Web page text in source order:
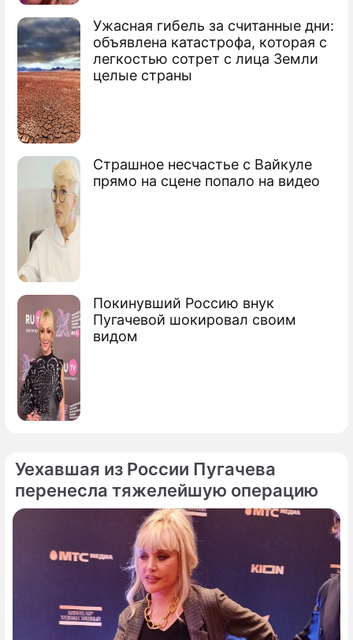
Ужасная гибель за считанные дни:
объявлена катастрофа, которая с
легкостью сотрет с лица Земли
целые страны
Страшное несчастье с Вайкуле
прямо на сцене попало на видео
Покинувший Россию внук
Пугачевой шокировал своим
видом
"Указания президента не помогают":
бесполезному Лукашенко на родине
Черная неблагодарность: Лукашенко
возмутил хамством в адрес Путина
Уехавшая из России Пугачева
перенесла тяжелейшую операцию